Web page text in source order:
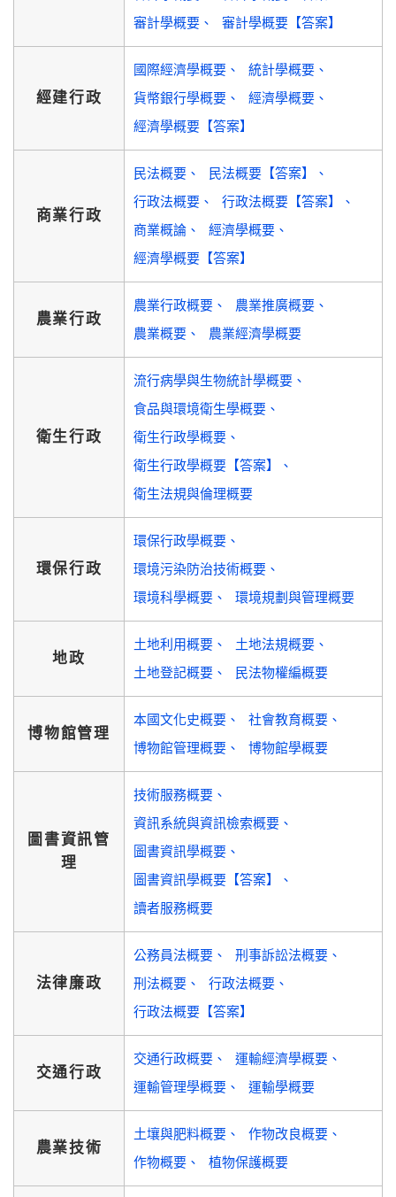
審計學概要
審計學概要【答案】
經建行政
國際經濟學概要
統計學概要
貨幣銀行學概要
經濟學概要
經濟學概要【答案】
商業行政
民法概要
民法概要【答案】
行政法概要
行政法概要【答案】
商業概論
經濟學概要
經濟學概要【答案】
農業行政
農業行政概要
農業推廣概要
農業概要
農業經濟學概要
衛生行政
流行病學與生物統計學概要
食品與環境衛生學概要
衛生行政學概要
衛生行政學概要【答案】
衛生法規與倫理概要
環保行政
環保行政學概要
環境污染防治技術概要
環境科學概要
環境規劃與管理概要
地政
土地利用概要
土地法規概要
土地登記概要
民法物權編概要
博物館管理
本國文化史概要
社會教育概要
博物館管理概要
博物館學概要
圖書資訊管
理
技術服務概要
資訊系統與資訊檢索概要
圖書資訊學概要
圖書資訊學概要【答案】
讀者服務概要
法律廉政
公務員法概要
刑事訴訟法概要
刑法概要
行政法概要
行政法概要【答案】
交通行政
交通行政概要
運輸經濟學概要
運輸管理學概要
運輸學概要
農業技術
土壤與肥料概要
作物改良概要
作物概要
植物保護概要